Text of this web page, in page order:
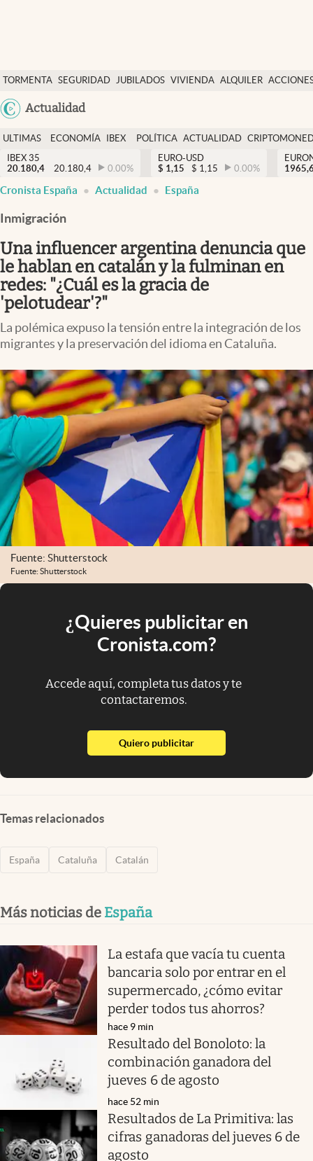
TORMENTA SEGURIDAD JUBILADOS VIVIENDA ALQUILER
USA
Actualidad
Economía y finanzas
Política
Actualidad
Criptomonedas
España
ULTIMAS
NOTICIAS
ECONOMÍA
FINANZAS
IBEX
EURO
POLÍTICA ACTUALIDAD
IBEX 35
20.180,4
20.180,4 0.00%
EURO-USD
$ 1,15 $ 1,15 0.00%
Cronista España Actualidad España
Inmigración
Una influencer argentina denuncia que
le hablan en catalán y la fulminan en
redes: "¿Cuál es la gracia de
'pelotudear'?"
La polémica expuso la tensión entre la integración de los
migrantes y la preservación del idioma en Cataluña.
Fuente: Shutterstock
Fuente: Shutterstock
¿Quieres publicitar en
Cronista.com?
Accede aquí, completa tus datos y te
contactaremos.
Quiero publicitarabre en nueva pestaña
Temas relacionados
España Cataluña Catalán
Más noticias de España
La estafa que vacía tu cuenta
bancaria solo por entrar en el
supermercado, ¿cómo evitar
perder todos tus ahorros?
hace 9 min
Resultado del Bonoloto: la
combinación ganadora del
jueves 6 de agosto
hace 52 min
Resultados de La Primitiva: las
cifras ganadoras del jueves 6 de
agosto